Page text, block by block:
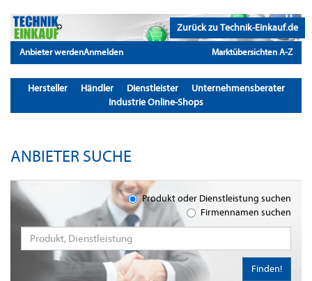
Zurück zu Technik-Einkauf.de
Anbieter werdenAnmelden Marktübersichten A-Z
Hersteller Händler Dienstleister
Unternehmensberater
Industrie Online-Shops
ANBIETER SUCHE
Produkt oder Dienstleistung suchen
Firmennamen suchen
Finden!